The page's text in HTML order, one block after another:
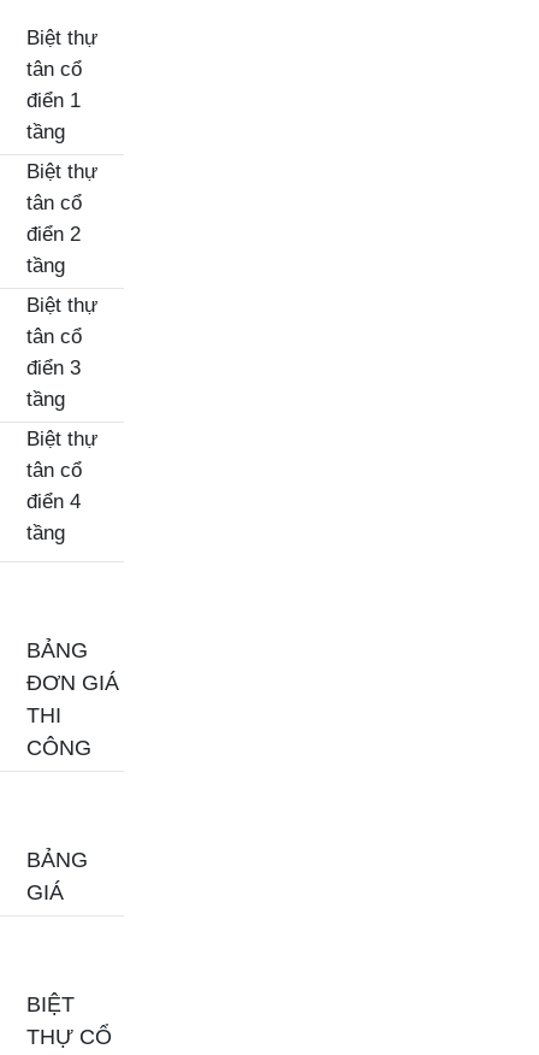
Biệt thự
tân cổ
điển 1
tầng
Biệt thự
tân cổ
điển 2
tầng
Biệt thự
tân cổ
điển 3
tầng
Biệt thự
tân cổ
điển 4
tầng
BẢNG
ĐƠN GIÁ
THI
CÔNG
BẢNG
GIÁ
BIỆT
THỰ CỔ